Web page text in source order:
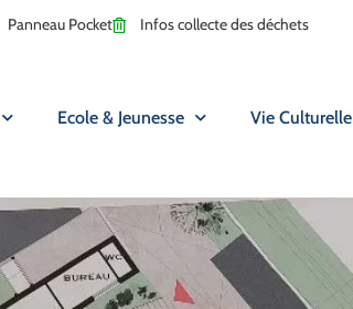
Panneau Pocket Infos collecte des déchets
Ecole & Jeunesse Vie Culturelle